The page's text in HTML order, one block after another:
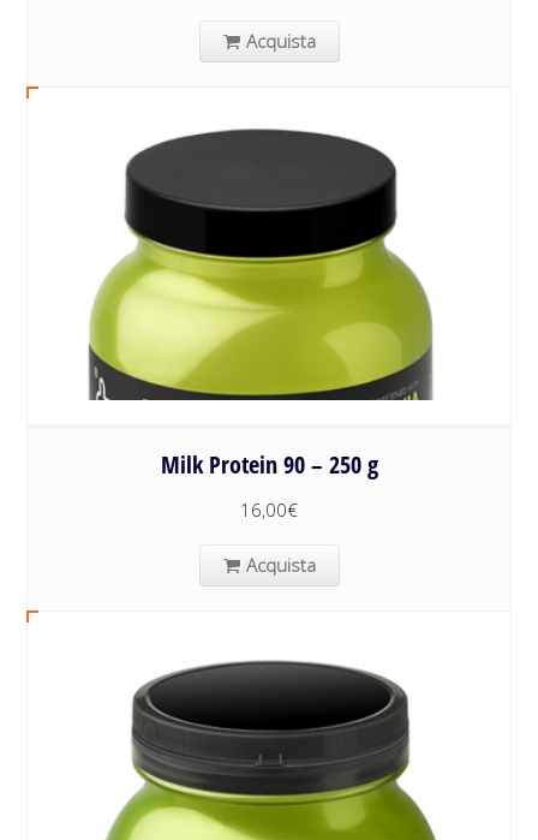
Acquista
Milk Protein 90 – 250 g
16,00€
Acquista